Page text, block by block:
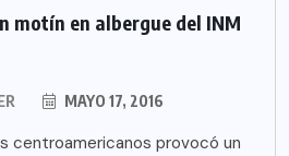
motín en albergue del INM
MAYO 17, 2016
centroamericanos provocó un